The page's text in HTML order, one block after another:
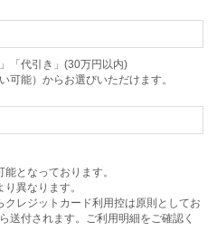
「代引き」(30万円以内)
可能）からお選びいただけます。
となっております。
異なります。
レジットカード利用控は原則としてお
送付されます。ご利用明細をご確認く